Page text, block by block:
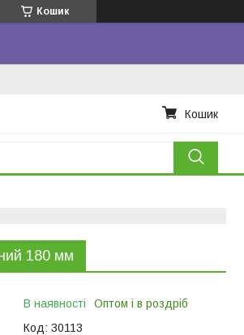
Кошик
Кошик
180 мм
В наявності
Оптом і в роздріб
Код: 30113